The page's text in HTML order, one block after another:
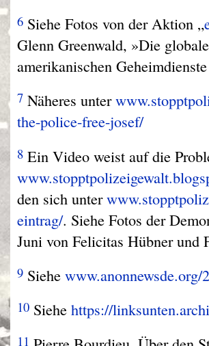
6 Siehe Fotos von der Aktion „
Glenn Greenwald, »Die
amerikanischen
7 Näheres unter
the-police-free-josef/
8 Ein Video weist auf die
den sich unter
eintrag/. Siehe Fotos der
Juni von Felicitas Hübner und
9 Siehe
10 Siehe https://
11